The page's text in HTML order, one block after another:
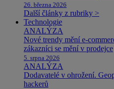
26. března 2026
Další články z rubriky >
Technologie
ANALÝZA
Nové trendy mění e-
zákazníci se mění v prodejce
5. srpna 2026
ANALÝZA
Dodavatelé v ohrožení.
hackerů